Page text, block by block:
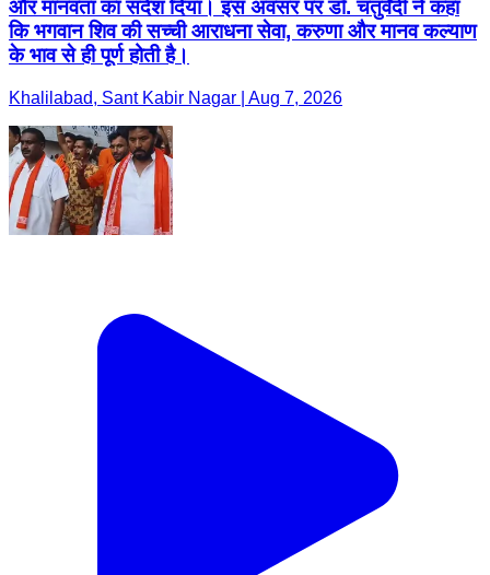
और मानवता का संदेश दिया। इस अवसर पर डॉ. चतुर्वेदी ने कहा
कि भगवान शिव की सच्ची आराधना सेवा, करुणा और मानव कल्याण
के भाव से ही पूर्ण होती है।
Khalilabad, Sant Kabir Nagar | Aug 7, 2026